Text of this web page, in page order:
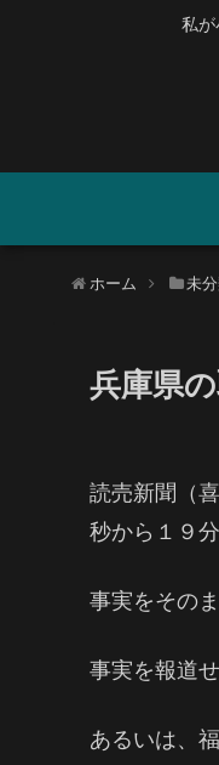
私が
ホーム 未
兵庫県
読売新聞（
秒から１９分
事実をその
事実を報道
あるいは、